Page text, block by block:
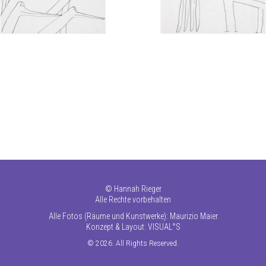
© Hannah Rieger
Alle Rechte vorbehalten
Alle Fotos (Räume und Kunstwerke): Maurizio Maier
Konzept & Layout: VISUAL°S
© 2026. All Rights Reserved.